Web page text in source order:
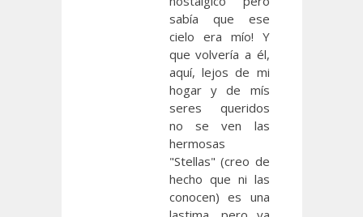
sabía que ese
cielo era mío! Y
que volvería a él,
aquí, lejos de mi
hogar y de mís
seres queridos
no se ven las
hermosas
"Stellas" (creo de
hecho que ni las
conocen) es una